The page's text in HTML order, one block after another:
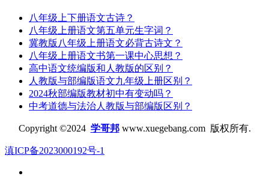
八年级上下册语文古诗？
八年级上册语文第五单元生字词？
冀教版八年级上册语文必背古诗文？
八年级上册语文书第一课中心思想？
高中语文统编版和人教版的区别？
人教版与部编版语文九年级上册区别？
2024秋部编版教材初中有变动吗？
中考道德与法治人教版与部编版区别？
Copyright ©2024 学哥邦www.xuegebang.com 版权所有.
滇ICP备2023000192号-1